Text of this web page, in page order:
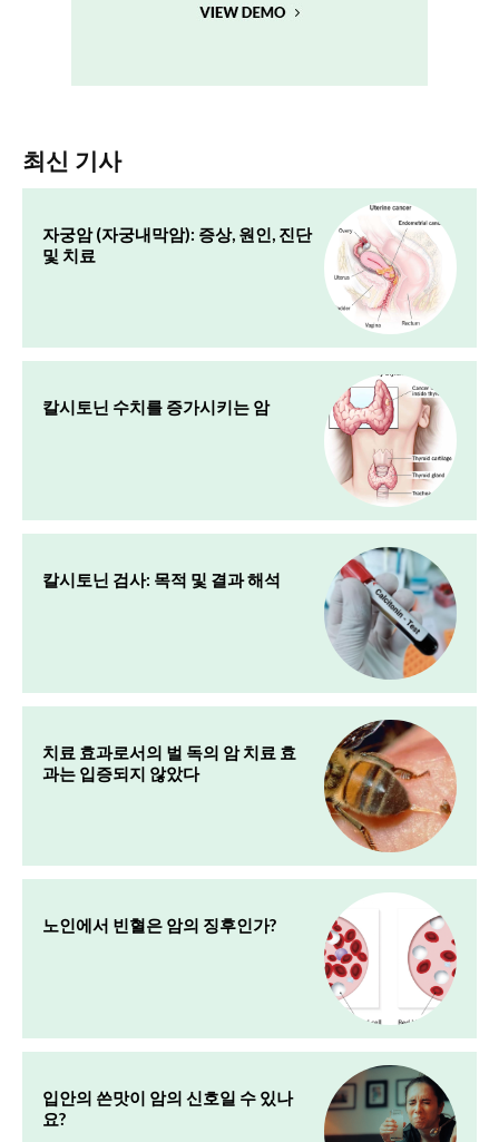
최신 기사
자궁암 (자궁내막암): 증상, 원인, 진단
및 치료
칼시토닌 수치를 증가시키는 암
칼시토닌 검사: 목적 및 결과 해석
치료 효과로서의 벌 독의 암 치료 효
과는 입증되지 않았다
노인에서 빈혈은 암의 징후인가?
입안의 쓴맛이 암의 신호일 수 있나
요?